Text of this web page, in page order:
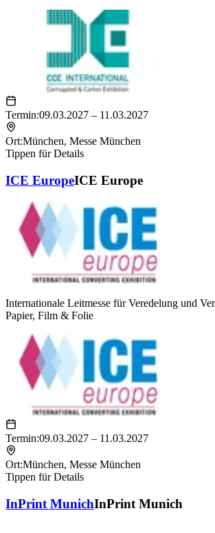
Termin:09.03.2027 – 11.03.2027
Ort:München, Messe München
Tippen für Details
ICE EuropeICE Europe
Internationale Leitmesse für Veredelung und
Papier, Film & Folie
Termin:09.03.2027 – 11.03.2027
Ort:München, Messe München
Tippen für Details
InPrint MunichInPrint Munich